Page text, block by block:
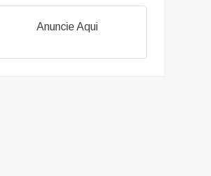
Anuncie Aqui